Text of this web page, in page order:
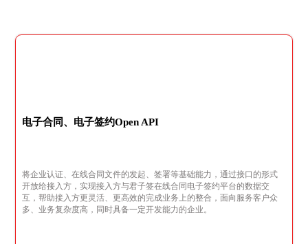
电子合同、电子签约Open API
将企业认证、在线合同文件的发起、签署等基础能力，通过接口的形式
开放给接入方，实现接入方与君子签在线合同电子签约平台的数据交
互，帮助接入方更灵活、更高效的完成业务上的整合，面向服务客户众
多、业务复杂度高，同时具备一定开发能力的企业。